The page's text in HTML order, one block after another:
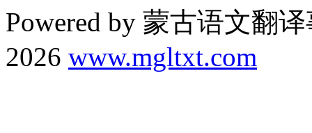
Powered by 蒙古语文翻
2026 www.mgltxt.com